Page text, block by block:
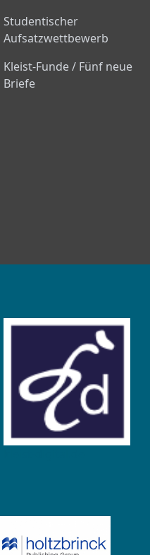
Studentischer
Aufsatzwettbewerb
Kleist-Funde / Fünf neue
Briefe